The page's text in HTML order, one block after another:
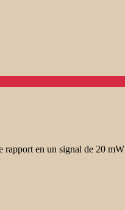
rapport en un signal de 20 mW